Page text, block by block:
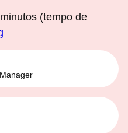
minutos (tempo de